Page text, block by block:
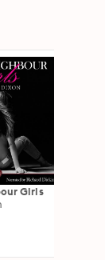
Girls